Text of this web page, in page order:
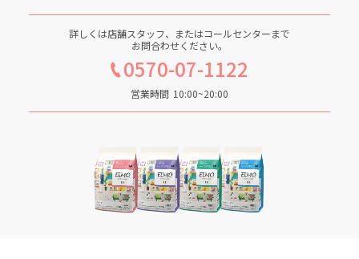
詳しくは店舗スタッフ、またはコールセンターまで
お問合わせください。
0570-07-1122
営業時間 10:00~20:00